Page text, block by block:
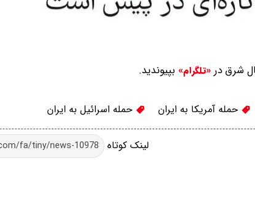
شرق در «تلگرام» بپیوندید.
حمله آمریکا به ایران حمله اسرائیل به ایران
لینک کوتاه